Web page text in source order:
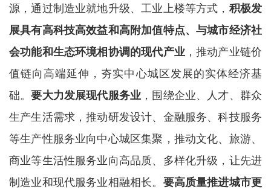
源，通过制造业就地升级、工业上楼等方式， 积极发
展具有高科技高效益和高附加值特点、与城市经济社
会功能和生态环境相协调的现代产业，推动产业链价
值链向高端延伸，夯实中心城区发展的实体经济基
础。要大力发展现代服务业 ，围绕企业、人才、群众
生产生活需求，推动研发设计、金融服务、科技服务
等生产性服务业向中心城区集聚，推动文化、旅游、
商业等生活性服务业向高品质、多样化升级，让先进
制造业和现代服务业相融相长。 要高质量推进城市更